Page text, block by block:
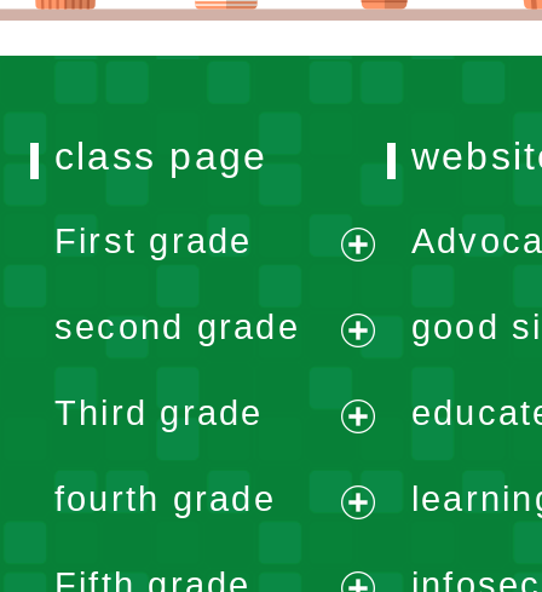
class page
First grade
menu
second grade
menu
Third grade
menu
fourth grade
good